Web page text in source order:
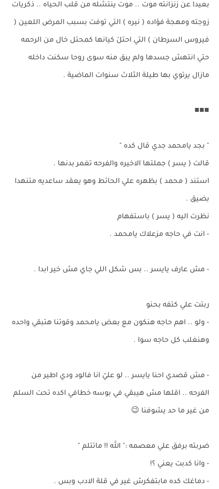
بعيدا عن زنزانته موت .. موت ينتشله من قلب الحياه .. ذكريات
زوجته ومهجة فؤاده ( نيره ) التي توفت بسبب المرض اللعين (
فيروس السرطان ) التي احتلَ كيانها كمحتل خال من الرحمه
حتي انتهش جسدها ولم يبق منه سوى روحا سكنت داخله
مازال يرتوي بها طيلة الثلاث سنوات الماضية .
■■■
" بجد يامحمد جدي قال كده "
قالت ( يسر ) جملتها الاخيره والفرحه تغمر بدنها .
استند ( محمد ) بظهره علي الحائط وهو يعقد ساعديه متنهدا
بضيق .
نظرت اليه ( يسر ) باستفهام
- انت في حاجه مزعلاك يامحمد .
- مش عارف يايسر .. بس شكل اللي جاي مش خير ابدا .
ربتت علي كتفه بحنو
- ولو .. اهم حاجه هنكون مع بعض يامحمد وقوتنا هتبقي واحده
وهنغلب كل حاجه سوا .
- مش قصدي احنا يايسر .. لو عليّ انا فالود ودي اطير من
الفرحه .. اقلها مش هيبقي في بوسه خطافي اكده تحت السلم
من غير ما حد يشوفنا 😉
ضربته برفق علي معصمه :" الله !! ماتتلم "
- وانا كدبت يعني ؟!
- دماغك كده مابتفكرش غير في قلة الادب وبس .